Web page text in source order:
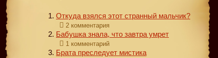
Откуда взялся этот странный мальчик?
2 комментария
Бабушка знала, что завтра умрет
1 комментарий
Брата преследует мистика